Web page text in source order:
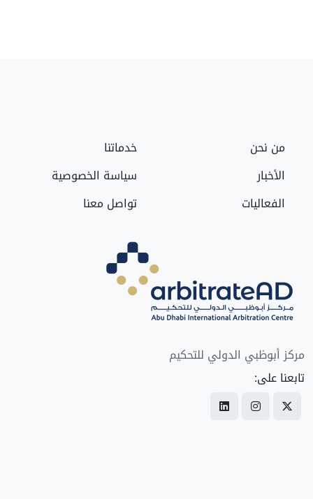
من نحن
الأخبار
الفعاليات
خدماتنا
سياسة الخصوصية
تواصل معنا
مركز أبوظبي الدولي للتحكيم
تابعنا على: